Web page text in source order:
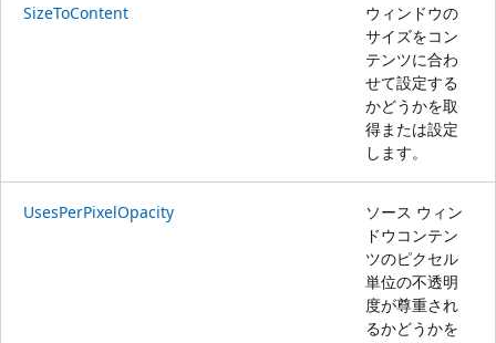
SizeToContent
ウィンドウの
サイズをコン
テンツに合わ
せて設定する
かどうかを取
得または設定
します。
UsesPerPixelOpacity
ソース ウィン
ドウコンテン
ツのピクセル
単位の不透明
度が尊重され
るかどうかを